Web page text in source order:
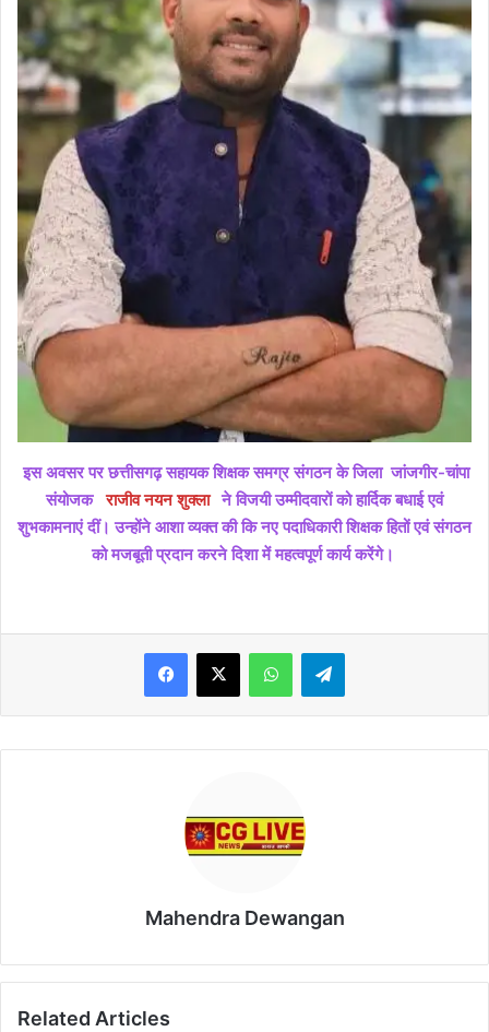
इस अवसर पर छत्तीसगढ़ सहायक शिक्षक समग्र संगठन के जिला जांजगीर-चांपा
संयोजक राजीव नयन शुक्ला ने विजयी उम्मीदवारों को हार्दिक बधाई एवं
शुभकामनाएं दीं। उन्होंने आशा व्यक्त की कि नए पदाधिकारी शिक्षक हितों एवं संगठन
को मजबूती प्रदान करने दिशा में महत्वपूर्ण कार्य करेंगे।
WhatsAppTelegram
Mahendra Dewangan
Related Articles